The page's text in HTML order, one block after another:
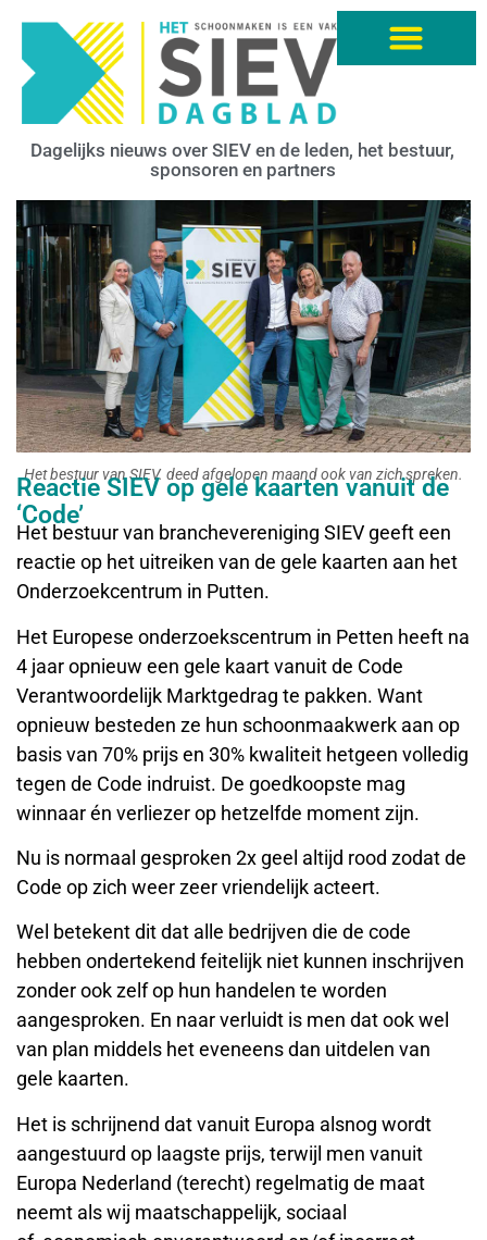
Dagelijks nieuws over SIEV en de leden, het bestuur,
sponsoren en partners
Het bestuur van SIEV. deed afgelopen maand ook van zich spreken.
Reactie SIEV op gele kaarten vanuit de
‘Code’
Het bestuur van branchevereniging SIEV geeft een
reactie op het uitreiken van de gele kaarten aan het
Onderzoekcentrum in Putten.
Het Europese onderzoekscentrum in Petten heeft na
4 jaar opnieuw een gele kaart vanuit de Code
Verantwoordelijk Marktgedrag te pakken. Want
opnieuw besteden ze hun schoonmaakwerk aan op
basis van 70% prijs en 30% kwaliteit hetgeen volledig
tegen de Code indruist. De goedkoopste mag
winnaar én verliezer op hetzelfde moment zijn.
Nu is normaal gesproken 2x geel altijd rood zodat de
Code op zich weer zeer vriendelijk acteert.
Wel betekent dit dat alle bedrijven die de code
hebben ondertekend feitelijk niet kunnen inschrijven
zonder ook zelf op hun handelen te worden
aangesproken. En naar verluidt is men dat ook wel
van plan middels het eveneens dan uitdelen van
gele kaarten.
Het is schrijnend dat vanuit Europa alsnog wordt
aangestuurd op laagste prijs, terwijl men vanuit
Europa Nederland (terecht) regelmatig de maat
neemt als wij maatschappelijk, sociaal